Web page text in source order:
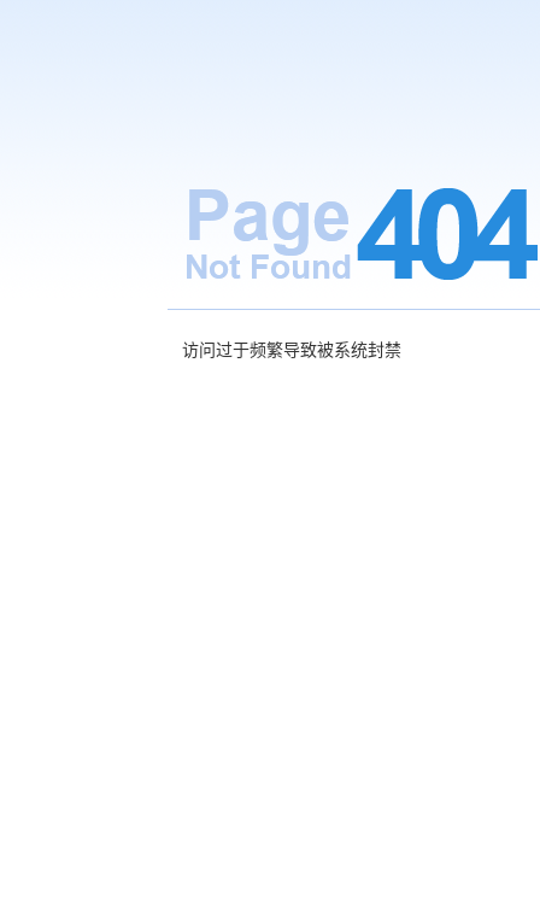
访问过于频繁导致被系统封禁